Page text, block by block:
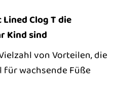
Clog T die
Kind sind
von Vorteilen, die
für wachsende Füße